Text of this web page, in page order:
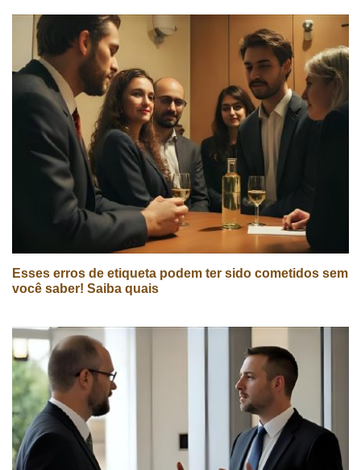
Esses erros de etiqueta podem ter sido cometidos sem
você saber! Saiba quais